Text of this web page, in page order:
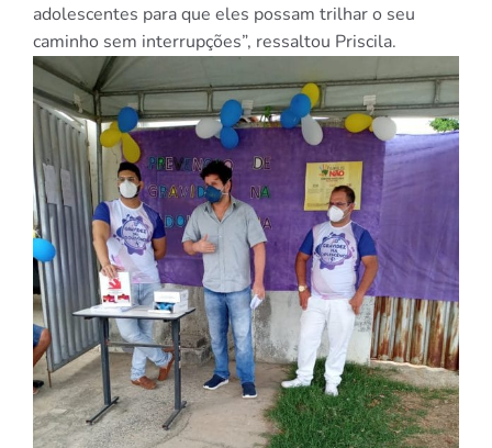
adolescentes para que eles possam trilhar o seu
caminho sem interrupções”, ressaltou Priscila.